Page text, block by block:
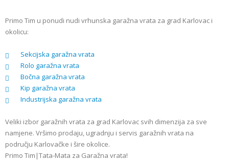
Primo Tim u ponudi nudi vrhunska garažna vrata za grad Karlovac i
okolicu:
Sekcijska garažna vrata
Rolo garažna vrata
Bočna garažna vrata
Kip garažna vrata
Industrijska garažna vrata
Veliki izbor garažnih vrata za grad Karlovac svih dimenzija za sve
namjene. Vršimo prodaju, ugradnju i servis garažnih vrata na
području Karlovačke i šire okolice.
Primo Tim|Tata-Mata za Garažna vrata!